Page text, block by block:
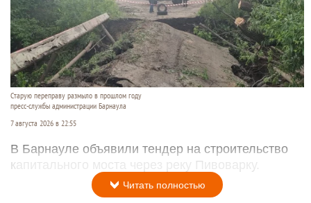
Старую переправу размыло в прошлом году
пресс-службы администрации Барнаула
7 августа 2026 в 22:55
В Барнауле объявили тендер на строительство
капитального моста через реку Пивоварку.
Читать полностью